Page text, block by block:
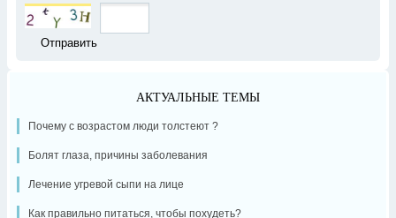
АКТУАЛЬНЫЕ ТЕМЫ
Почему с возрастом люди толстеют ?
Болят глаза, причины заболевания
Лечение угревой сыпи на лице
Как правильно питаться, чтобы похудеть?